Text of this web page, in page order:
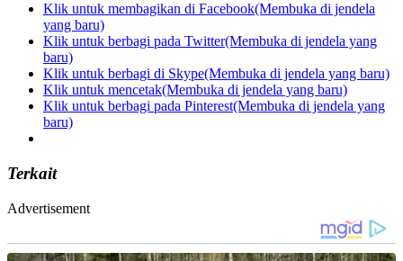
Klik untuk membagikan di Facebook(Membuka di jendela
yang baru)
Klik untuk berbagi pada Twitter(Membuka di jendela yang
baru)
Klik untuk berbagi di Skype(Membuka di jendela yang baru)
Klik untuk mencetak(Membuka di jendela yang baru)
Klik untuk berbagi pada Pinterest(Membuka di jendela yang
baru)
Terkait
Advertisement